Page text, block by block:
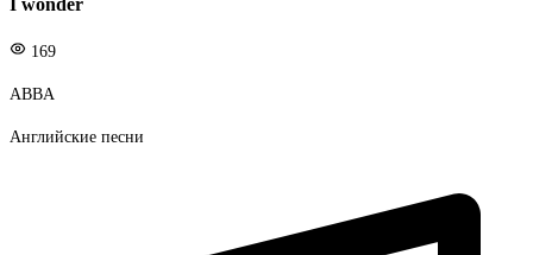
169
ABBA
Английские песни